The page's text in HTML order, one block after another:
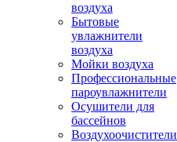
воздуха
Бытовые
увлажнители
воздуха
Мойки воздуха
Профессиональные
пароувлажнители
Осушители для
бассейнов
Воздухоочистители